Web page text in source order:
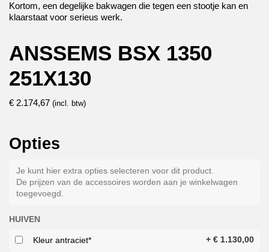
Kortom, een degelijke bakwagen die tegen een stootje kan en
klaarstaat voor serieus werk.
ANSSEMS BSX 1350
251X130
€ 2.174,67 (incl. btw)
Opties
Je kunt hier extra opties selecteren voor dit product.
De prijzen van de accessoires worden aan je winkelwagen
toegevoegd.
HUIVEN
Kleur antraciet* + € 1.130,00